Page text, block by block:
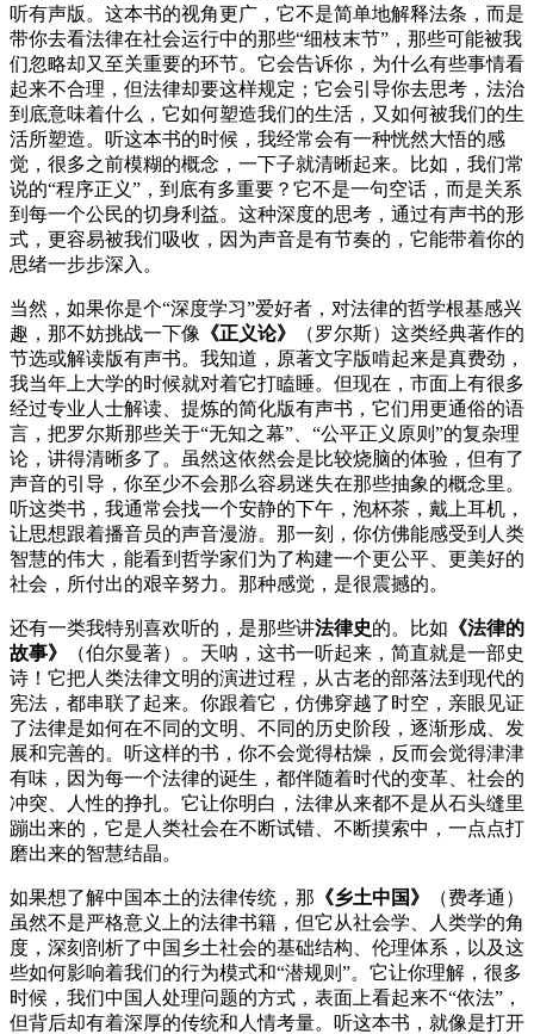
听有声版。这本书的视角更广，它不是简单地解释法条，而是
带你去看法律在社会运行中的那些“细枝末节”，那些可能被我
们忽略却又至关重要的环节。它会告诉你，为什么有些事情看
起来不合理，但法律却要这样规定；它会引导你去思考，法治
到底意味着什么，它如何塑造我们的生活，又如何被我们的生
活所塑造。听这本书的时候，我经常会有一种恍然大悟的感
觉，很多之前模糊的概念，一下子就清晰起来。比如，我们常
说的“程序正义”，到底有多重要？它不是一句空话，而是关系
到每一个公民的切身利益。这种深度的思考，通过有声书的形
式，更容易被我们吸收，因为声音是有节奏的，它能带着你的
思绪一步步深入。
当然，如果你是个“深度学习”爱好者，对法律的哲学根基感兴
趣，那不妨挑战一下像 《正义论》
（罗尔斯）这类经典著作的
节选或解读版有声书。我知道，原著文字版啃起来是真费劲，
我当年上大学的时候就对着它打瞌睡。但现在，市面上有很多
经过专业人士解读、提炼的简化版有声书，它们用更通俗的语
言，把罗尔斯那些关于“无知之幕”、“公平正义原则”的复杂理
论，讲得清晰多了。虽然这依然会是比较烧脑的体验，但有了
声音的引导，你至少不会那么容易迷失在那些抽象的概念里。
听这类书，我通常会找一个安静的下午，泡杯茶，戴上耳机，
让思想跟着播音员的声音漫游。那一刻，你仿佛能感受到人类
智慧的伟大，能看到哲学家们为了构建一个更公平、更美好的
社会，所付出的艰辛努力。那种感觉，是很震撼的。
还有一类我特别喜欢听的，是那些讲法律史的。比如 《法律的
故事》
（伯尔曼著）。天呐，这书一听起来，简直就是一部史
诗！它把人类法律文明的演进过程，从古老的部落法到现代的
宪法，都串联了起来。你跟着它，仿佛穿越了时空，亲眼见证
了法律是如何在不同的文明、不同的历史阶段，逐渐形成、发
展和完善的。听这样的书，你不会觉得枯燥，反而会觉得津津
有味，因为每一个法律的诞生，都伴随着时代的变革、社会的
冲突、人性的挣扎。它让你明白，法律从来都不是从石头缝里
蹦出来的，它是人类社会在不断试错、不断摸索中，一点点打
磨出来的智慧结晶。
如果想了解中国本土的法律传统，那 《乡土中国》
（费孝通）
虽然不是严格意义上的法律书籍，但它从社会学、人类学的角
度，深刻剖析了中国乡土社会的基础结构、伦理体系，以及这
些如何影响着我们的行为模式和“潜规则”。它让你理解，很多
时候，我们中国人处理问题的方式，表面上看起来不“依法”，
但背后却有着深厚的传统和人情考量。听这本书，就像是打开